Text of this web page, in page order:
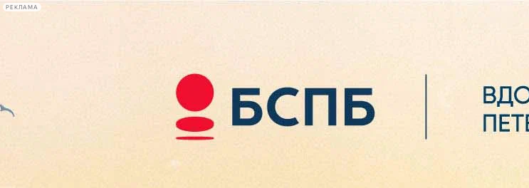
РЕКЛАМА